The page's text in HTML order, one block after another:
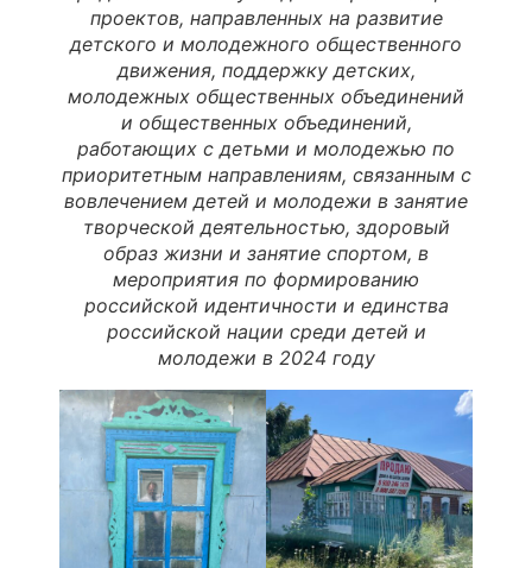
проектов, направленных на развитие
детского и молодежного общественного
движения, поддержку детских,
молодежных общественных объединений
и общественных объединений,
работающих с детьми и молодежью по
приоритетным направлениям, связанным с
вовлечением детей и молодежи в занятие
творческой деятельностью, здоровый
образ жизни и занятие спортом, в
мероприятия по формированию
российской идентичности и единства
российской нации среди детей и
молодежи в 2024 году